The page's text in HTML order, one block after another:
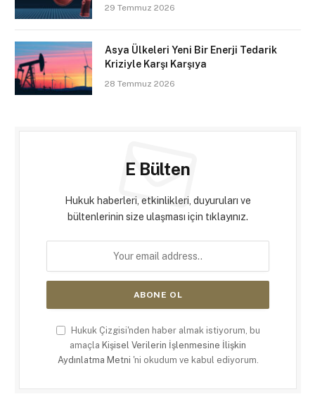
29 Temmuz 2026
Asya Ülkeleri Yeni Bir Enerji Tedarik
Kriziyle Karşı Karşıya
28 Temmuz 2026
E Bülten
Hukuk haberleri, etkinlikleri, duyuruları ve
bültenlerinin size ulaşması için tıklayınız.
Hukuk Çizgisi'nden haber almak istiyorum, bu
amaçla Kişisel Verilerin İşlenmesine İlişkin
Aydınlatma Metni 'ni okudum ve kabul ediyorum.